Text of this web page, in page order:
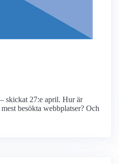
skickat 27:e april. Hur är
besökta webbplatser? Och